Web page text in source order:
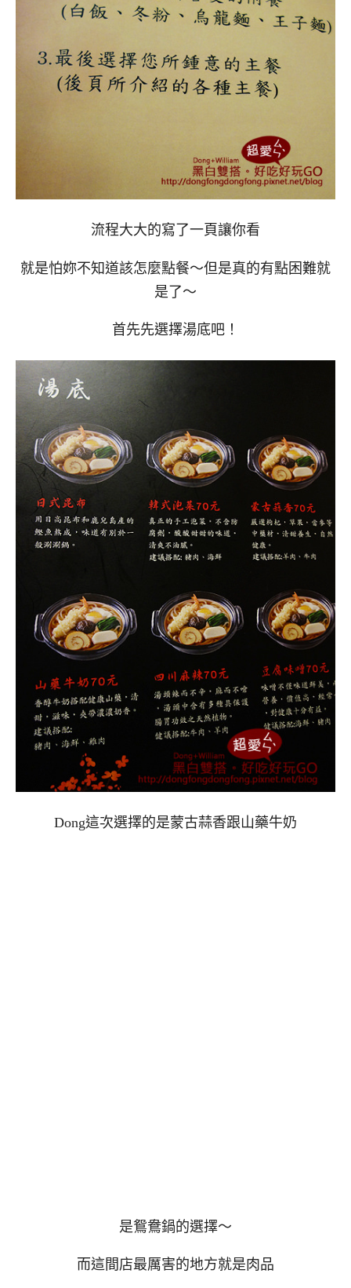
流程大大的寫了一頁讓你看
就是怕妳不知道該怎麼點餐～但是真的有點困難就
是了～
首先先選擇湯底吧！
Dong這次選擇的是蒙古蒜香跟山藥牛奶
是鴛鴦鍋的選擇～
而這間店最厲害的地方就是肉品